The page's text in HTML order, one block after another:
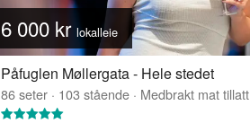
·Tilbyr servering
6 000 kr lokalleie
Påfuglen Møllergata - Hele stedet
86seter · 103 stående · Medbrakt mat tillatt